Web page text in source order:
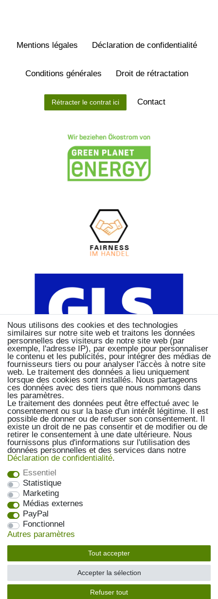
Mentions légales Déclaration de confidentialité
Conditions générales Droit de rétractation
Rétracter le contrat ici Contact
Nous utilisons des cookies et des technologies
similaires sur notre site web et traitons les données
personnelles des visiteurs de notre site web (par
exemple, l'adresse IP), par exemple pour personnaliser
le contenu et les publicités, pour intégrer des médias de
fournisseurs tiers ou pour analyser l'accès à notre site
web. Le traitement des données a lieu uniquement
lorsque des cookies sont installés. Nous partageons
ces données avec des tiers que nous nommons dans
les paramètres.
Le traitement des données peut être effectué avec le
consentement ou sur la base d'un intérêt légitime. Il est
possible de donner ou de refuser son consentement. Il
existe un droit de ne pas consentir et de modifier ou de
retirer le consentement à une date ultérieure. Nous
fournissons plus d'informations sur l'utilisation des
données personnelles et des services dans notre
Déclaration de confidentialité.
Essentiel
Statistique
Marketing
Médias externes
PayPal
Fonctionnel
Autres paramètres
Tout accepter
Refuser tout
Accepter la sélection